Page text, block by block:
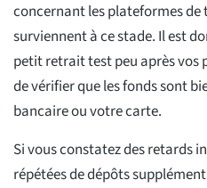
concernant les plateformes
surviennent à ce stade. Il est
petit retrait test peu après vos
de vérifier que les fonds sont
bancaire ou votre carte.
Si vous constatez des retards
répétées de dépôts